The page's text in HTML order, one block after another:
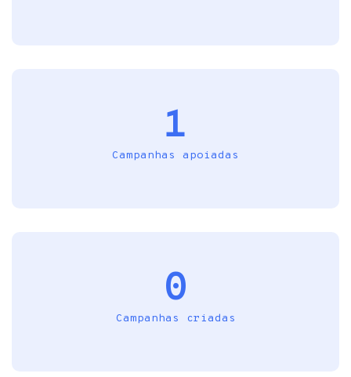
1
Campanhas apoiadas
0
Campanhas criadas